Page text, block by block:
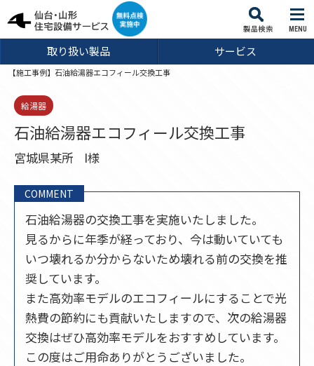
MENU
取り扱い製品 サービス
【施工事例】石油給湯器エコフィール交換工事
給湯器
石油給湯器エコフィール交換工事
宮城県某所 I様
COMMENT
石油給湯器の交換工事を実施いたしました。
見るからに年季が経っており、今は動いていても
いつ壊れるか分からないため壊れる前の交換を推
奨しています。
また高効率モデルのエコフィールにすることで光
熱費の節約にも貢献いたしますので、次の給湯器
交換はぜひ高効率モデルをおすすめしています。
この度はご用命ありがとうございました。